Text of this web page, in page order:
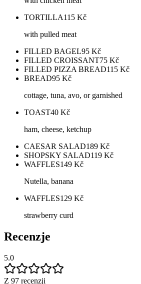
TORTILLA115 Kč
with pulled meat
FILLED BAGEL95 Kč
FILLED CROISSANT75 Kč
FILLED PIZZA BREAD115 Kč
BREAD95 Kč
cottage, tuna, avo, or garnished
TOAST40 Kč
ham, cheese, ketchup
CAESAR SALAD189 Kč
SHOPSKY SALAD119 Kč
WAFFLES149 Kč
Nutella, banana
WAFFLES129 Kč
strawberry curd
Recenzje
5.0
Z 97 recenzji